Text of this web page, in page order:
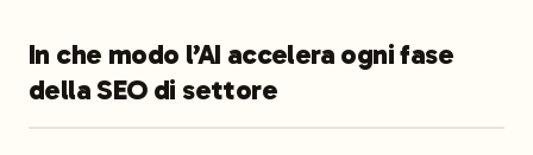
In che modo l’AI accelera ogni fase
della SEO di settore